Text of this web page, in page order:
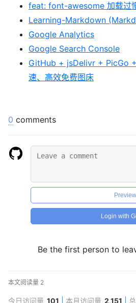
feat: font-awesome 加载过
Learning-Markdown
Google Analytics
Google Search Console
GitHub + jsDelivr + PicGo
速、高效免费图床
0 comments
Preview
Login with
Be the first person to
本文阅读量 2
今日访问量 101 本月访问量 2,151